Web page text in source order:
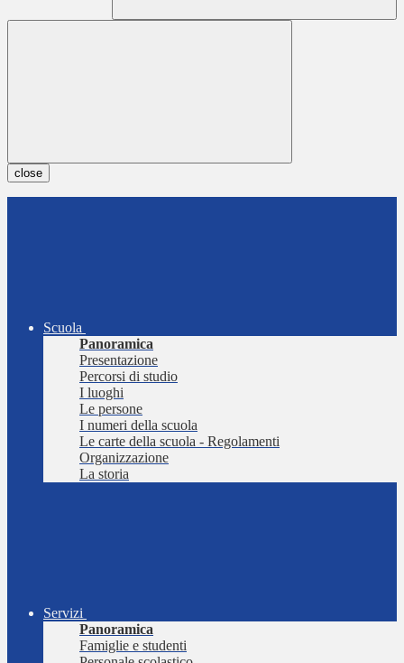
close
Scuola
Panoramica
Presentazione
Percorsi di studio
I luoghi
Le persone
I numeri della scuola
Le carte della scuola - Regolamenti
Organizzazione
La storia
Servizi
Panoramica
Famiglie e studenti